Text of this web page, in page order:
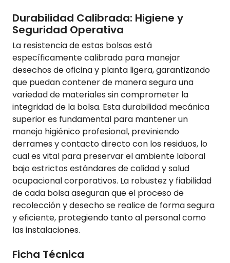
Durabilidad Calibrada: Higiene y
Seguridad Operativa
La resistencia de estas bolsas está
específicamente calibrada para manejar
desechos de oficina y planta ligera, garantizando
que puedan contener de manera segura una
variedad de materiales sin comprometer la
integridad de la bolsa. Esta durabilidad mecánica
superior es fundamental para mantener un
manejo higiénico profesional, previniendo
derrames y contacto directo con los residuos, lo
cual es vital para preservar el ambiente laboral
bajo estrictos estándares de calidad y salud
ocupacional corporativos. La robustez y fiabilidad
de cada bolsa aseguran que el proceso de
recolección y desecho se realice de forma segura
y eficiente, protegiendo tanto al personal como
las instalaciones.
Ficha Técnica